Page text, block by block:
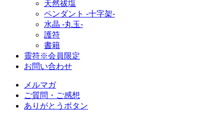
天然祓塩
ペンダント -十字架-
水晶 -丸玉-
護符
書籍
靈符※会員限定
お問い合わせ
メルマガ
ご質問・ご感想
ありがとうボタン